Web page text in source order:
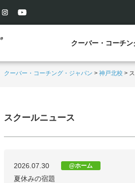
クーバー・コーチン
クーバー・コーチング・ジャパン > 神戸北校 >
スクールニュース
2026.07.30 @ホーム
夏休みの宿題